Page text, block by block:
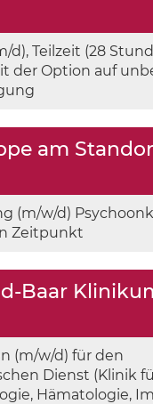
d), Teilzeit (28
der Option auf
(m/w/d)
Zeitpunkt
Baar
(m/w/d) für den
Dienst (Klinik
Hämatologie,